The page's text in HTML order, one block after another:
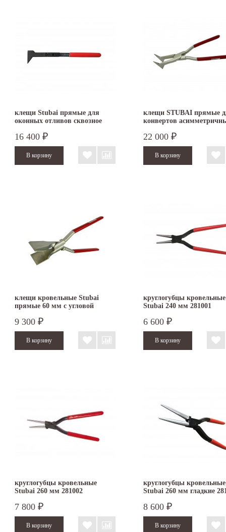
клещи Stubai прямые для
оконных отливов сквозное
16 400 ₽
клещи STUBAI прямые
конвертов
22 000 ₽
клещи кровельные Stubai
прямые 60 мм с угловой
282451NR
9 300 ₽
круглогубцы кровельные
Stubai 240 мм 281001
6 600 ₽
круглогубцы кровельные
Stubai 260 мм 281002
7 800 ₽
круглогубцы кровельные
Stubai 260 мм гладкие
8 600 ₽